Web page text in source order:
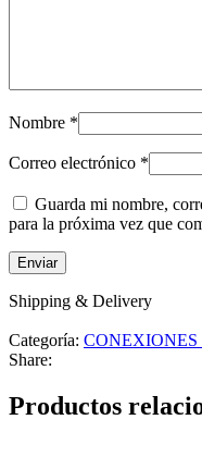
Nombre *
Correo electrónico *
Guarda mi nombre,
para la próxima vez que
Shipping & Delivery
Categoría: CONEXIONES
Share:
Productos